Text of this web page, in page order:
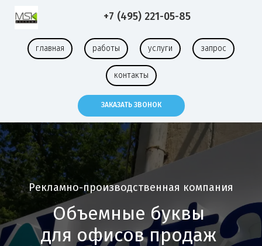
+7 (495) 221-05-85
главная работы услуги запрос
контакты
ЗАКАЗАТЬ ЗВОНОК
Рекламно-производственная компания
Объемные буквы
для офисов продаж